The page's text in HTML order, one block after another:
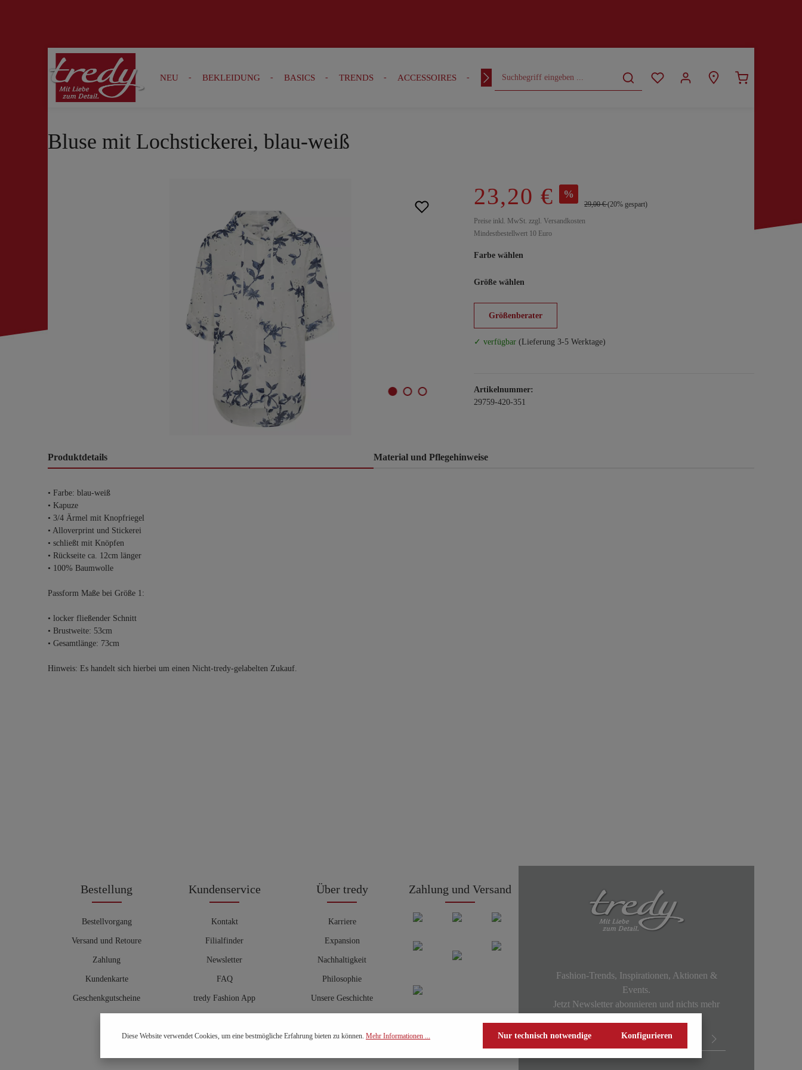
Zur Suche springen Zur Hauptnavigation springen
NEU BEKLEIDUNG BASICS TRENDS ACCESSOIRES OUTFITS CURVY
Bluse mit Lochstickerei, blau-weiß
23,20 € %
29,00 €(20% gespart)
Preise inkl. MwSt. zzgl. Versandkosten
Mindestbestellwert 10 Euro
Farbe wählen
Größe wählen
Größenberater
✓ verfügbar (Lieferung 3-5 Werktage)
Artikelnummer:
29759-420-351
Produktdetails Material und Pflegehinweise
• Farbe: blau-weiß
• Kapuze
• 3/4 Ärmel mit Knopfriegel
• Alloverprint und Stickerei
• schließt mit Knöpfen
• Rückseite ca. 12cm länger
• 100% Baumwolle
Passform Maße bei Größe 1:
• locker fließender Schnitt
• Brustweite: 53cm
• Gesamtlänge: 73cm
Hinweis: Es handelt sich hierbei um einen Nicht-tredy-gelabelten Zukauf.
Bestellung
Bestellvorgang
Versand und Retoure
Zahlung
Kundenkarte
Geschenkgutscheine
Kundenservice
Kontakt
Filialfinder
Newsletter
FAQ
tredy Fashion App
Hosenberater
Über tredy
Karriere
Expansion
Nachhaltigkeit
Philosophie
Unsere Geschichte
Zahlung und Versand
Fashion-Trends, Inspirationen, Aktionen &
Events.
Jetzt Newsletter abonnieren und nichts mehr
Diese Website verwendet Cookies, um eine bestmögliche Erfahrung bieten zu können. Mehr Informationen ... Nur technisch notwendige Konfigurieren